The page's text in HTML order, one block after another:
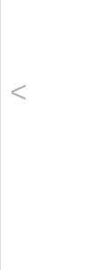
<